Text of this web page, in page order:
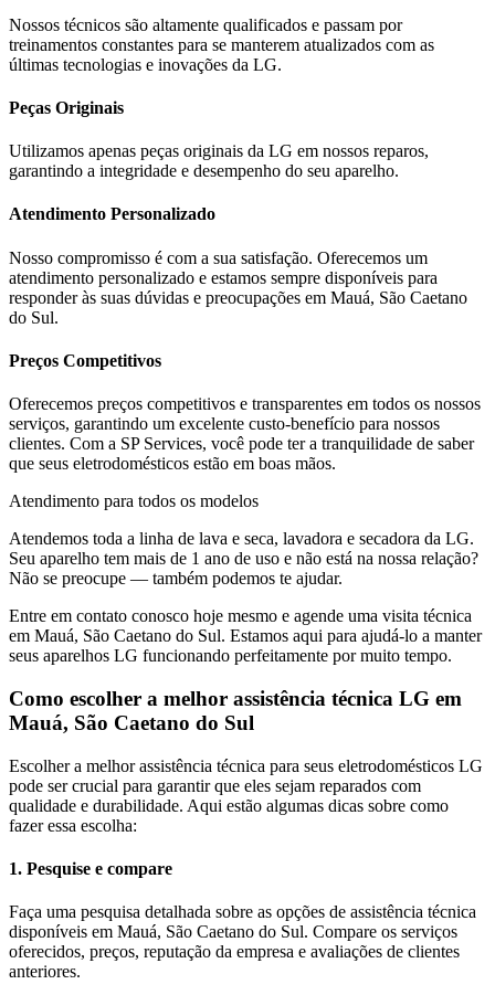
Nossos técnicos são altamente qualificados e passam por
treinamentos constantes para se manterem atualizados com as
últimas tecnologias e inovações da LG.
Peças Originais
Utilizamos apenas peças originais da LG em nossos reparos,
garantindo a integridade e desempenho do seu aparelho.
Atendimento Personalizado
Nosso compromisso é com a sua satisfação. Oferecemos um
atendimento personalizado e estamos sempre disponíveis para
responder às suas dúvidas e preocupações em Mauá, São Caetano
do Sul.
Preços Competitivos
Oferecemos preços competitivos e transparentes em todos os nossos
serviços, garantindo um excelente custo-benefício para nossos
clientes. Com a SP Services, você pode ter a tranquilidade de saber
que seus eletrodomésticos estão em boas mãos.
Atendimento para todos os modelos
Atendemos toda a linha de lava e seca, lavadora e secadora da LG.
Seu aparelho tem mais de 1 ano de uso e não está na nossa relação?
Não se preocupe — também podemos te ajudar.
Entre em contato conosco hoje mesmo e agende uma visita técnica
em Mauá, São Caetano do Sul. Estamos aqui para ajudá-lo a manter
seus aparelhos LG funcionando perfeitamente por muito tempo.
Como escolher a melhor assistência técnica LG em
Mauá, São Caetano do Sul
Escolher a melhor assistência técnica para seus eletrodomésticos LG
pode ser crucial para garantir que eles sejam reparados com
qualidade e durabilidade. Aqui estão algumas dicas sobre como
fazer essa escolha:
1. Pesquise e compare
Faça uma pesquisa detalhada sobre as opções de assistência técnica
disponíveis em Mauá, São Caetano do Sul. Compare os serviços
oferecidos, preços, reputação da empresa e avaliações de clientes
anteriores.